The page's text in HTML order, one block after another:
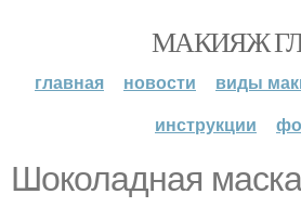
МАКИЯЖ
главная новости виды
инструкции
Шоколадная